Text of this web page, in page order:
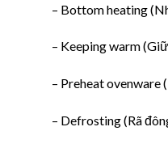
– Bottom heating
– Keeping warm
– Preheat ovenware
– Defrosting (Rã